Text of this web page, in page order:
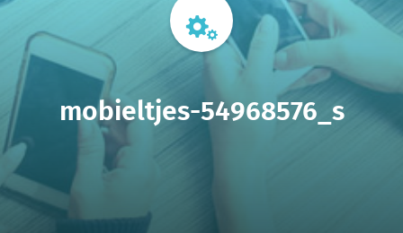
mobieltjes-54968576_s